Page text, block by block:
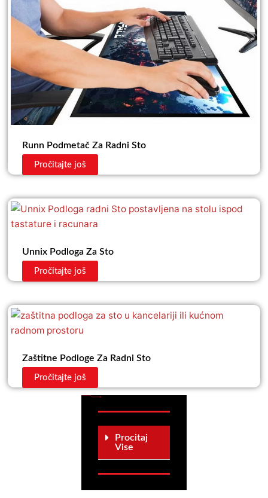
Runn Podmetač Za Radni Sto
Pročitajte još
Unnix Podloga Za Sto
Pročitajte još
Zaštitne Podloge Za Radni Sto
Pročitajte još
Procitaj
Vise